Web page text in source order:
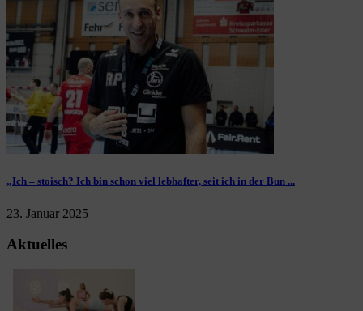
„Ich – stoisch? Ich bin schon viel lebhafter, seit ich in der Bun ...
23. Januar 2025
Aktuelles